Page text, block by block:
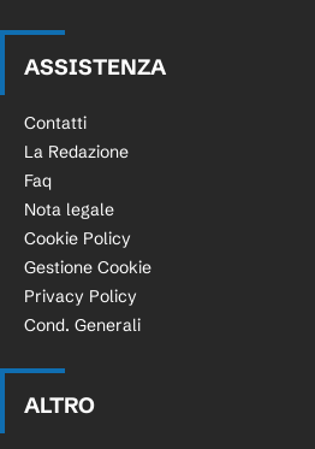
ASSISTENZA
Contatti
La Redazione
Faq
Nota legale
Cookie Policy
Gestione Cookie
Privacy Policy
Cond. Generali
ALTRO